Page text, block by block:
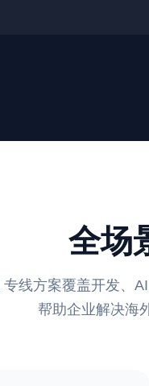
全场
专线方案覆盖开发、
帮助企业解决海